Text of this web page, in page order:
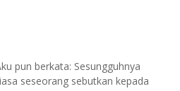
pun berkata: Sesungguhnya
seseorang sebutkan kepada